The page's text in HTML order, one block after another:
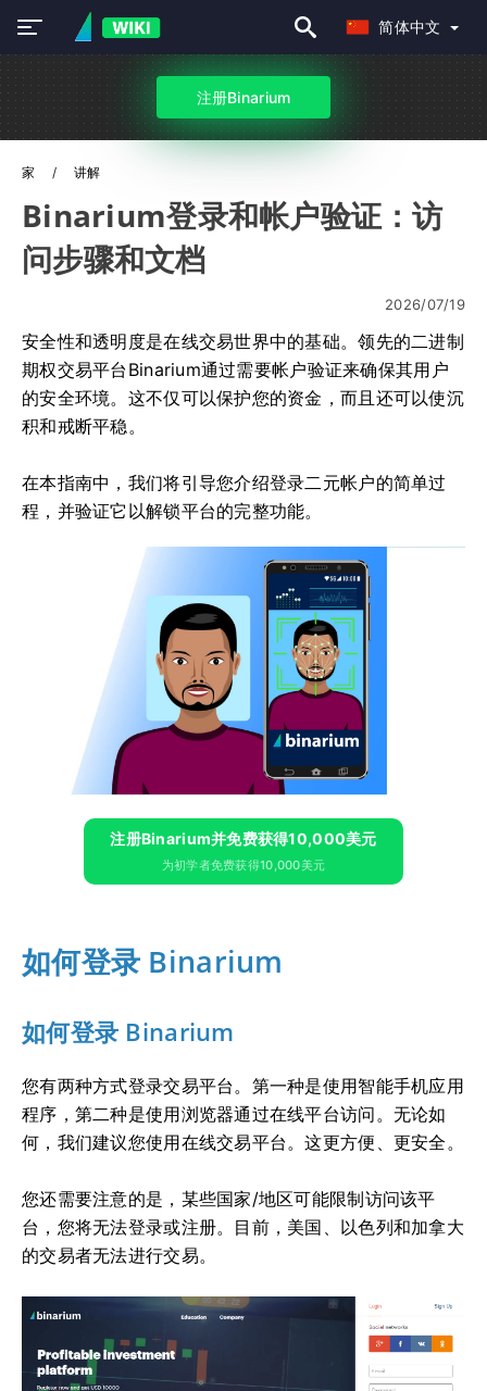
简体中文
注册Binarium
家 讲解
Binarium登录和帐户验证：访
问步骤和文档
2026/07/19
安全性和透明度是在线交易世界中的基础。领先的二进制
期权交易平台Binarium通过需要帐户验证来确保其用户
的安全环境。这不仅可以保护您的资金，而且还可以使沉
积和戒断平稳。
在本指南中，我们将引导您介绍登录二元帐户的简单过
程，并验证它以解锁平台的完整功能。
注册Binarium并免费获得10,000美元
为初学者免费获得10,000美元
如何登录 Binarium
如何登录 Binarium
您有两种方式登录交易平台。第一种是使用智能手机应用
程序，第二种是使用浏览器通过在线平台访问。无论如
何，我们建议您使用在线交易平台。这更方便、更安全。
您还需要注意的是，某些国家/地区可能限制访问该平
台，您将无法登录或注册。目前，美国、以色列和加拿大
的交易者无法进行交易。